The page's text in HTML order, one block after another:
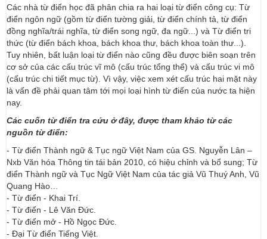
Các nhà từ điển học đã phân chia ra hai loại từ điển công cụ: Từ
điển ngôn ngữ (gồm từ điển tường giải, từ điển chính tả, từ điển
đồng nghĩa/trái nghĩa, từ điển song ngữ, đa ngữ...) và Từ điển tri
thức (từ điển bách khoa, bách khoa thư, bách khoa toàn thư...).
Tuy nhiên, bất luận loại từ điển nào cũng đều được biên soạn trên
cơ sở của các cấu trúc vĩ mô (cấu trúc tổng thể) và cấu trúc vi mô
(cấu trúc chi tiết mục từ). Vì vậy, việc xem xét cấu trúc hai mặt này
là vấn đề phải quan tâm tới mọi loại hình từ điển của nước ta hiện
nay.
Các cuốn từ điển tra cứu ở đây, được tham khảo từ các
nguồn từ điển:
- Từ điển Thành ngữ & Tục ngữ Việt Nam của GS. Nguyễn Lân –
Nxb Văn hóa Thông tin tái bản 2010, có hiệu chỉnh và bổ sung; Từ
điển Thành ngữ và Tục Ngữ Việt Nam của tác giả Vũ Thuý Anh, Vũ
Quang Hào…
- Từ điển - Khai Trí.
- Từ điển - Lê Văn Đức.
- Từ điển mở - Hồ Ngọc Đức.
- Đại Từ điển Tiếng Việt.